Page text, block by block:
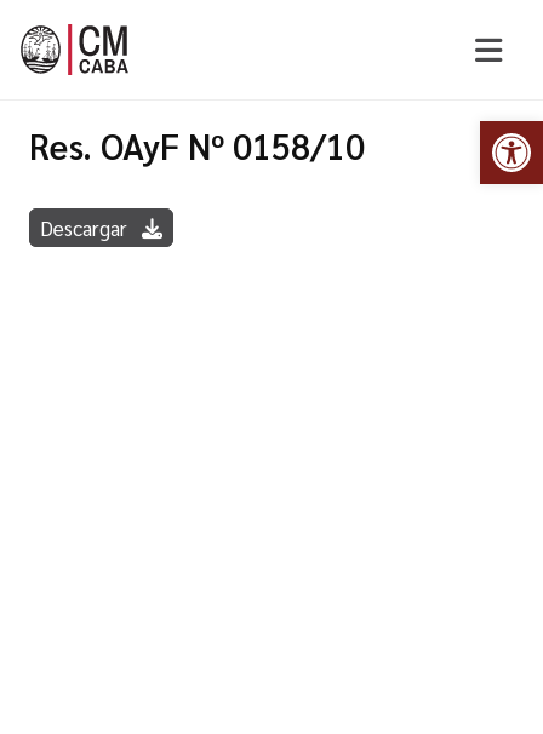
Res. OAyF Nº 0158/10
Descargar